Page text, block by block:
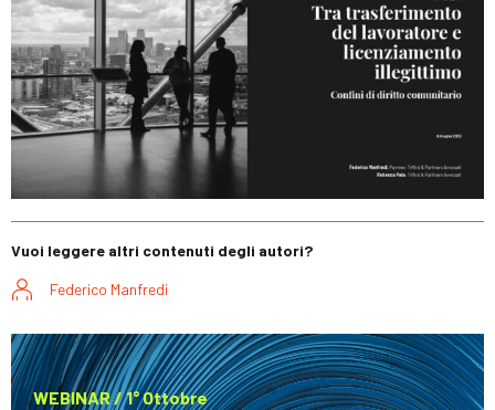
Vuoi leggere altri contenuti degli autori?
Federico Manfredi
WEBINAR / 1° Ottobre